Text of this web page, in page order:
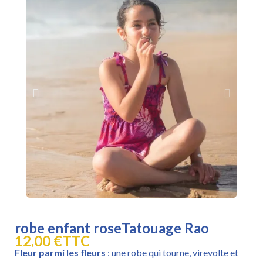
robe enfant roseTatouage Rao
12,00 €TTC
Fleur parmi les fleurs : une robe qui tourne, virevolte et